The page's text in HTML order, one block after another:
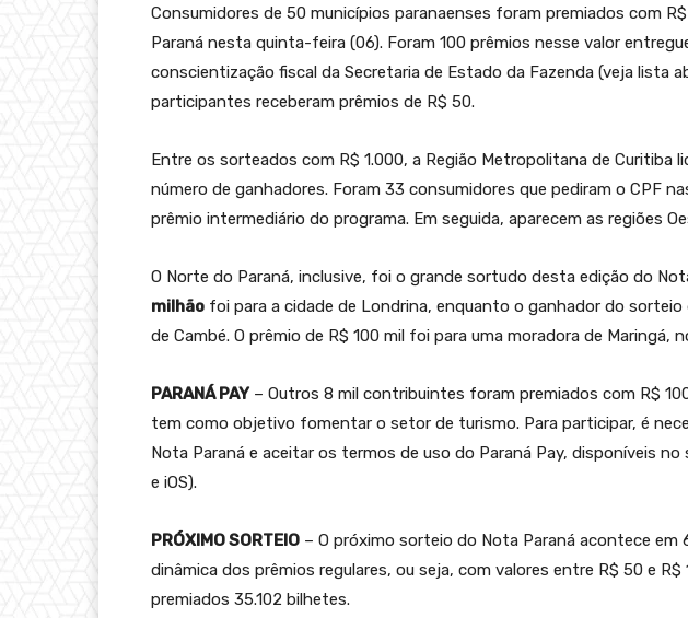
Consumidores de 50 municípios paranaenses foram premiados com
Paraná nesta quinta-feira (06). Foram 100 prêmios nesse valor
conscientização fiscal da Secretaria de Estado da Fazenda (veja lista
participantes receberam prêmios de R$ 50.
Entre os sorteados com R$ 1.000, a Região Metropolitana de Curitiba
número de ganhadores. Foram 33 consumidores que pediram o CPF
prêmio intermediário do programa. Em seguida, aparecem as regiões
O Norte do Paraná, inclusive, foi o grande sortudo desta edição do
milhão foi para a cidade de Londrina, enquanto o ganhador do sorteio
de Cambé. O prêmio de R$ 100 mil foi para uma moradora de Maringá,
PARANÁ PAY – Outros 8 mil contribuintes foram premiados com R$
tem como objetivo fomentar o setor de turismo. Para participar, é
Nota Paraná e aceitar os termos de uso do Paraná Pay, disponíveis
e iOS).
PRÓXIMO SORTEIO – O próximo sorteio do Nota Paraná acontece em
dinâmica dos prêmios regulares, ou seja, com valores entre R$ 50 e R$
premiados 35.102 bilhetes.